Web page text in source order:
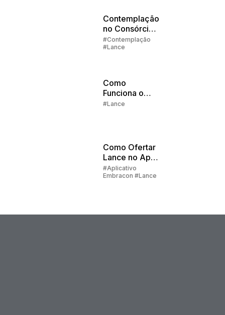
Contemplação
no Consórcio
Parte 2:
Sorteios e
#Contemplação
#Lance
Como
Funciona o
Lance
#Lance
Como Ofertar
Lance no App
do Cliente?
#Aplicativo
Embracon #Lance